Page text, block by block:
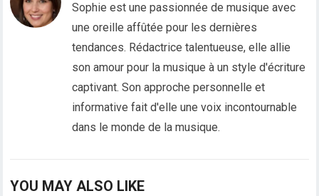
Sophie est une passionnée de musique avec
une oreille affûtée pour les dernières
tendances. Rédactrice talentueuse, elle allie
son amour pour la musique à un style d'écriture
captivant. Son approche personnelle et
informative fait d'elle une voix incontournable
dans le monde de la musique.
YOU MAY ALSO LIKE